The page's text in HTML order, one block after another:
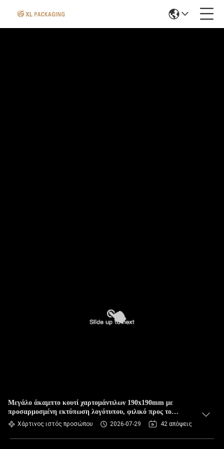
Μεγάλο άκαμπτο κουτί χαρτομάντιλων 190x190mm με
προσαρμοσμένη εκτύπωση λογότυπου, φιλικό προς το
περιβάλλον
Χάρτινος ιστός προσώπου 2026-07-29 42 απόψεις